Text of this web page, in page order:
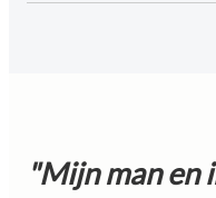
"Mijn man en